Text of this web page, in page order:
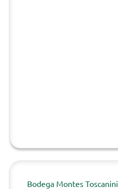
Bodega Montes Toscanini